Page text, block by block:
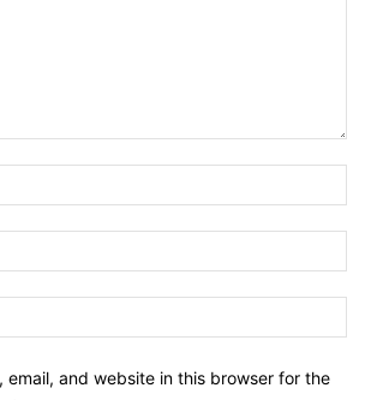
email, and website in this browser for the